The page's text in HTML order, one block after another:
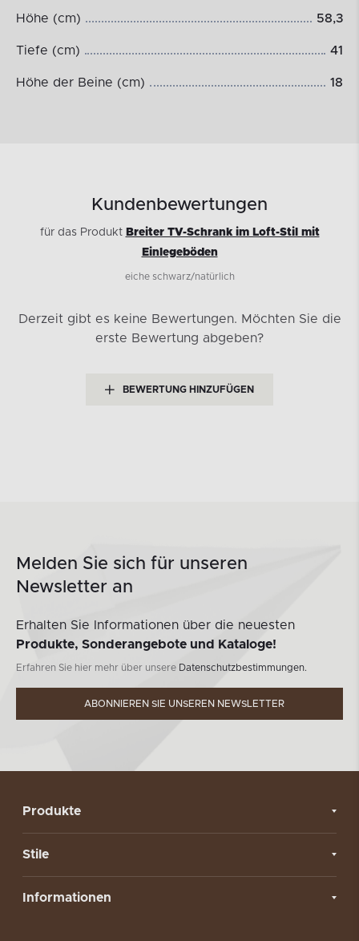
Höhe (cm) 58,3
Tiefe (cm) 41
Höhe der Beine (cm) 18
Kundenbewertungen
für das Produkt Breiter TV-Schrank im Loft-Stil mit
Einlegeböden
eiche schwarz/natürlich
Derzeit gibt es keine Bewertungen. Möchten Sie die
erste Bewertung abgeben?
BEWERTUNG HINZUFÜGEN
Melden Sie sich für unseren
Newsletter an
Erhalten Sie Informationen über die neuesten
Produkte, Sonderangebote und Kataloge!
Erfahren Sie hier mehr über unsere Datenschutzbestimmungen.
ABONNIEREN SIE UNSEREN NEWSLETTER
Produkte
Stile
Informationen